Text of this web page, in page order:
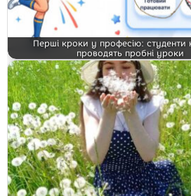
Перші кроки у професію: студенти
проводять пробні уроки